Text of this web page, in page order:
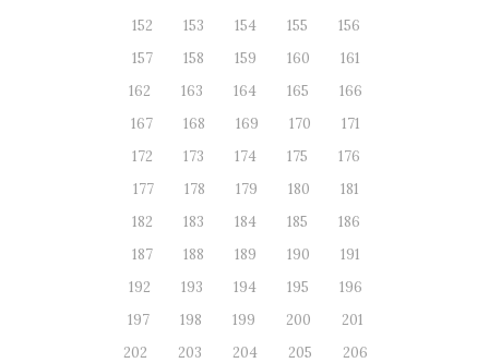
152
153 154 155
156
157
158 159 160
161
162
163 164 165
166
167
168 169 170
171
172
173 174 175
176
177
178 179 180
181
182
183 184 185
186
187
188 189 190
191
192
193 194 195
196
197
198 199 200
201
202
203 204 205
206